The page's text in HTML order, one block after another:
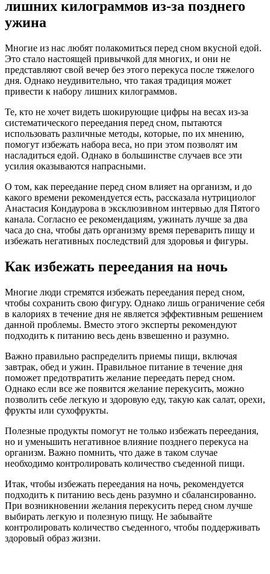
лишних килограммов из-за позднего
ужина
Многие из нас любят полакомиться перед сном вкусной едой.
Это стало настоящей привычкой для многих, и они не
представляют свой вечер без этого перекуса после тяжелого
дня. Однако неудивительно, что такая традиция может
привести к набору лишних килограммов.
Те, кто не хочет видеть шокирующие цифры на весах из-за
систематического переедания перед сном, пытаются
использовать различные методы, которые, по их мнению,
помогут избежать набора веса, но при этом позволят им
насладиться едой. Однако в большинстве случаев все эти
усилия оказываются напрасными.
О том, как переедание перед сном влияет на организм, и до
какого времени рекомендуется есть, рассказала нутрициолог
Анастасия Кондаурова в эксклюзивном интервью для Пятого
канала. Согласно ее рекомендациям, ужинать лучше за два
часа до сна, чтобы дать организму время переварить пищу и
избежать негативных последствий для здоровья и фигуры.
Как избежать переедания на ночь
Многие люди стремятся избежать переедания перед сном,
чтобы сохранить свою фигуру. Однако лишь ограничение себя
в калориях в течение дня не является эффективным решением
данной проблемы. Вместо этого эксперты рекомендуют
подходить к питанию весь день взвешенно и разумно.
Важно правильно распределить приемы пищи, включая
завтрак, обед и ужин. Правильное питание в течение дня
поможет предотвратить желание переедать перед сном.
Однако если все же появится желание перекусить, можно
позволить себе легкую и здоровую еду, такую как салат, орехи,
фрукты или сухофрукты.
Полезные продукты помогут не только избежать переедания,
но и уменьшить негативное влияние позднего перекуса на
организм. Важно помнить, что даже в таком случае
необходимо контролировать количество съеденной пищи.
Итак, чтобы избежать переедания на ночь, рекомендуется
подходить к питанию весь день разумно и сбалансированно.
При возникновении желания перекусить перед сном лучше
выбирать легкую и полезную пищу. Не забывайте
контролировать количество съеденного, чтобы поддерживать
здоровый образ жизни.